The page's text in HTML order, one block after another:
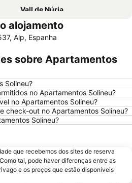
Vall de Núria
Vallnord
Vall de Canillo
Catedral de la Seu d´Urgell
Puigcerdà
La Plaça de Catalunya
alojamento
Alp, Espanha
sobre Apartamentos
Solineu?
no Apartamentos Solineu?
no Apartamentos Solineu?
check-out no Apartamentos Solineu?
Solineu?
que recebemos dos sites de reserva
tal, pode haver diferenças entre as
e os preços que estão disponíveis